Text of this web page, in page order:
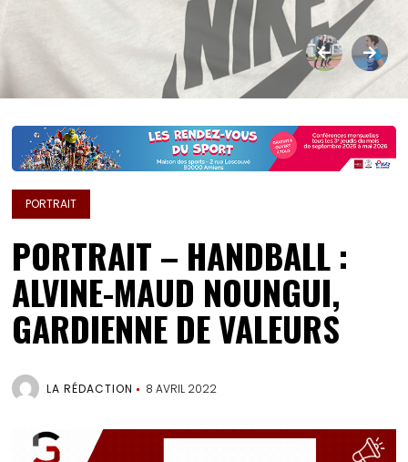
PORTRAIT
PORTRAIT – HANDBALL :
ALVINE-MAUD NOUNGUI,
GARDIENNE DE VALEURS
LA RÉDACTION 8 AVRIL 2022